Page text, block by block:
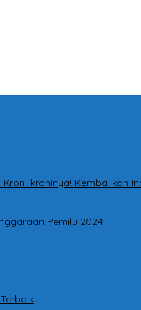
kroninya! Kembalikan
Pemilu 2024